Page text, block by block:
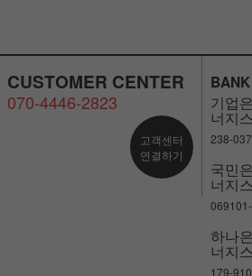
CUSTOMER CENTER
070-4446-2823
고객센터
연결하기
기업
너지
238-
국민
너지
하나
너지
179-